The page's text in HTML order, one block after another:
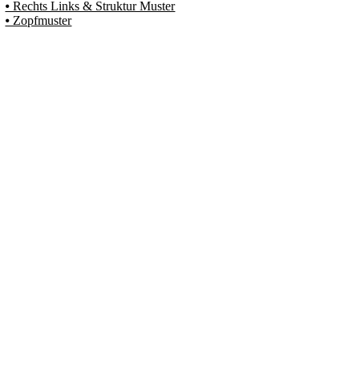
⦁ Rechts Links & Struktur Muster
⦁ Zopfmuster